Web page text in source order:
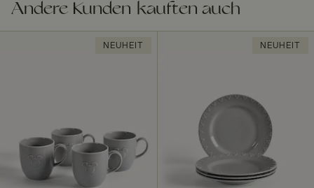
Andere Kunden kauften auch
NEUHEIT NEUHEIT